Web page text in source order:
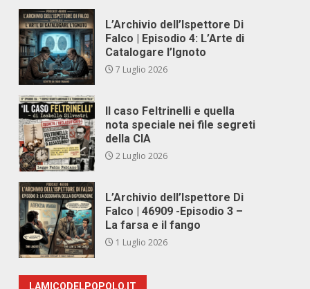
L’Archivio dell’Ispettore Di
Falco | Episodio 4: L’Arte di
Catalogare l’Ignoto
7 Luglio 2026
Il caso Feltrinelli e quella
nota speciale nei file segreti
della CIA
2 Luglio 2026
L’Archivio dell’Ispettore Di
Falco | 46909 -Episodio 3 –
La farsa e il fango
1 Luglio 2026
LAMICODELPOPOLO.IT